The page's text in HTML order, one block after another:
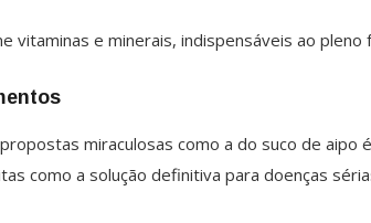
vitaminas e minerais, indispensáveis ao pleno
miraculosas como a do suco de aipo
como a solução definitiva para doenças